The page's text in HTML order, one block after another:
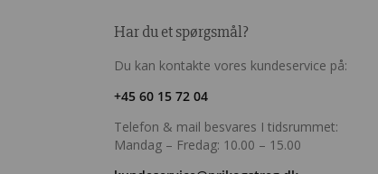
Har du et spørgsmål?
Du kan kontakte vores kundeservice på:
+45 60 15 72 04
Telefon & mail besvares I tidsrummet:
Mandag – Fredag: 10.00 – 15.00